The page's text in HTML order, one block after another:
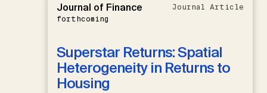
Journal of Finance
forthcoming
Journal Article
Superstar Returns: Spatial
Heterogeneity in Returns to
Housing